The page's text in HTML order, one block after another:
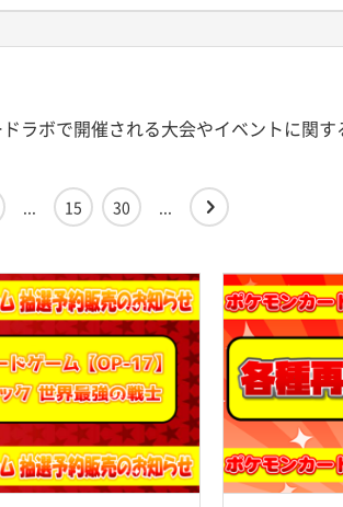
ラボで開催される大会やイベントに関す
... 15 30 ...